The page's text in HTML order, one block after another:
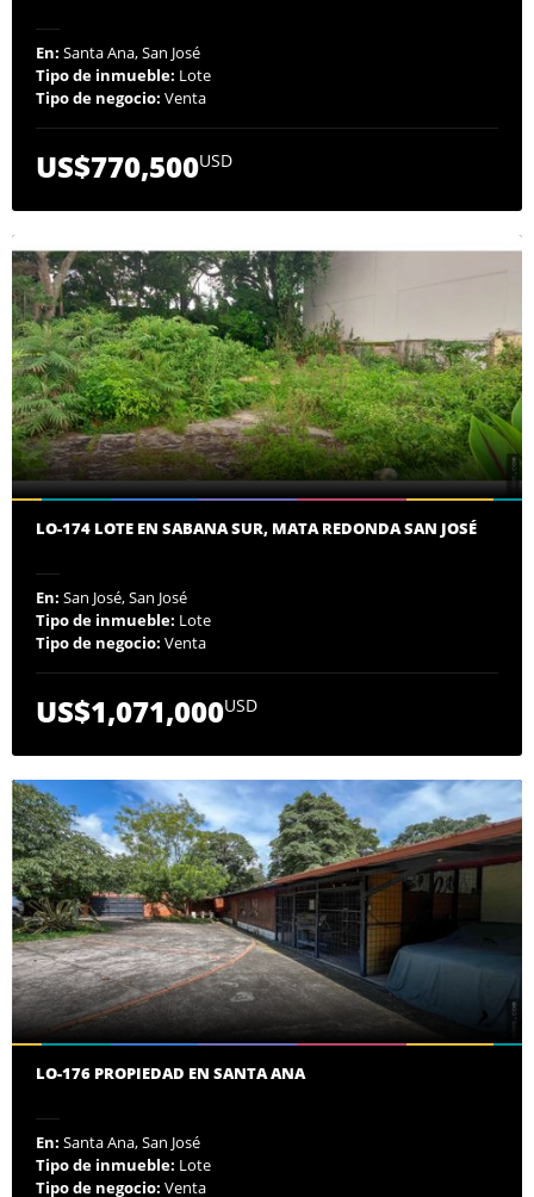
En: Santa Ana, San José
Tipo de inmueble: Lote
Tipo de negocio: Venta
US$770,500USD
LO-174 LOTE EN SABANA SUR, MATA REDONDA SAN JOSÉ
En: San José, San José
Tipo de inmueble: Lote
Tipo de negocio: Venta
US$1,071,000USD
LO-176 PROPIEDAD EN SANTA ANA
En: Santa Ana, San José
Tipo de inmueble: Lote
Tipo de negocio: Venta